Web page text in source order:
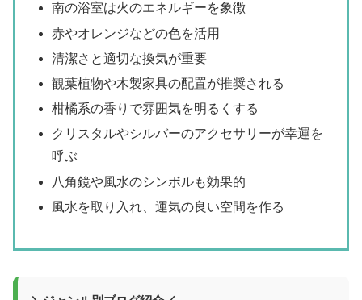
南の浴室は火のエネルギーを象徴
赤やオレンジなどの色を活用
清潔さと適切な換気が重要
観葉植物や木製家具の配置が推奨される
柑橘系の香りで雰囲気を明るくする
クリスタルやシルバーのアクセサリーが幸運を
呼ぶ
八角鏡や風水のシンボルも効果的
風水を取り入れ、運気の良い空間を作る